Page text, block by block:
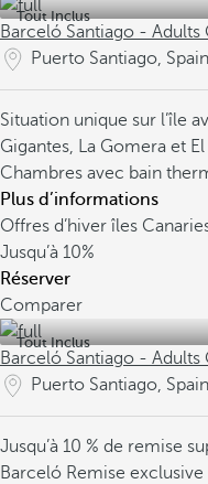
Tout Inclus
Barceló Santiago - Adults
Puerto Santiago, Spain
Situation unique sur l’île
Gigantes, La Gomera et El
Chambres avec bain
Plus d’informations
Offres d’hiver îles
Jusqu’à 10%
Réserver
Comparer
Tout Inclus
Barceló Santiago - Adults
Puerto Santiago, Spain
Jusqu’à 10 % de remise
Barceló Remise